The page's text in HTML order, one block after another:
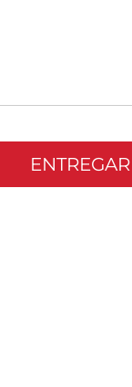
ENTREGAR